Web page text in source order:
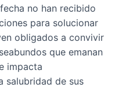
no han recibido
para solucionar
obligados a convivir
que emanan
impacta
salubridad de sus